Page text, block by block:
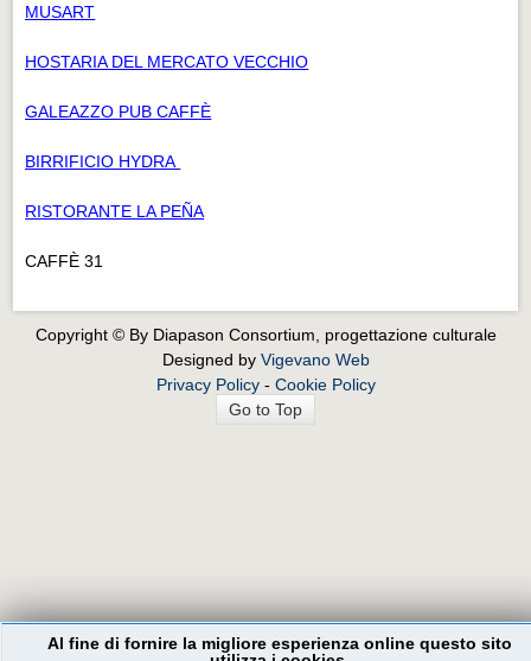
MUSART
HOSTARIA DEL MERCATO VECCHIO
GALEAZZO PUB CAFFÈ
BIRRIFICIO HYDRA
RISTORANTE LA PEÑA
CAFFÈ 31
Al fine di fornire la migliore esperienza online questo sito
Copyright © By Diapason Consortium, progettazione culturale
Designed by Vigevano Web
Privacy Policy- Cookie Policy
Go to Top